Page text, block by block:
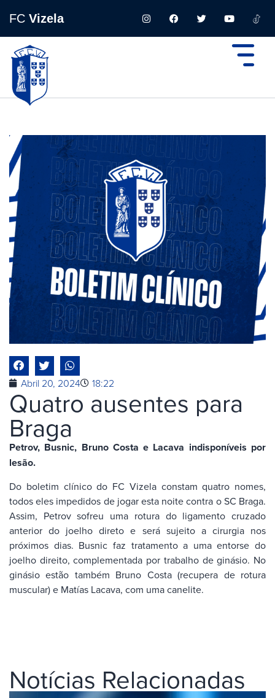
FC Vizela
Abril 20, 2024 18:22
Quatro ausentes para
Braga
Petrov, Busnic, Bruno Costa e Lacava indisponíveis por
lesão.
Do boletim clínico do FC Vizela constam quatro nomes,
todos eles impedidos de jogar esta noite contra o SC Braga.
Assim, Petrov sofreu uma rotura do ligamento cruzado
anterior do joelho direto e será sujeito a cirurgia nos
próximos dias. Busnic faz tratamento a uma entorse do
joelho direito, complementada por trabalho de ginásio. No
ginásio estão também Bruno Costa (recupera de rotura
muscular) e Matías Lacava, com uma canelite.
Notícias Relacionadas